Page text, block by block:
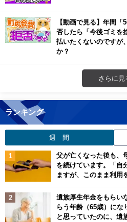
【動画で見る】年間「
否したら「今後ゴミを
払いたくないのですが
か？
さらに見
ランキング
週 間
父が亡くなった後も、
を続けています。「自
ますが、このまま利用
遺族厚生年金をもらい
らう年齢（65歳）にな
と思っていたのに、遺